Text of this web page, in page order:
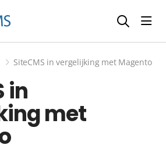
SiteCMS in vergelijking met Magento
in
met